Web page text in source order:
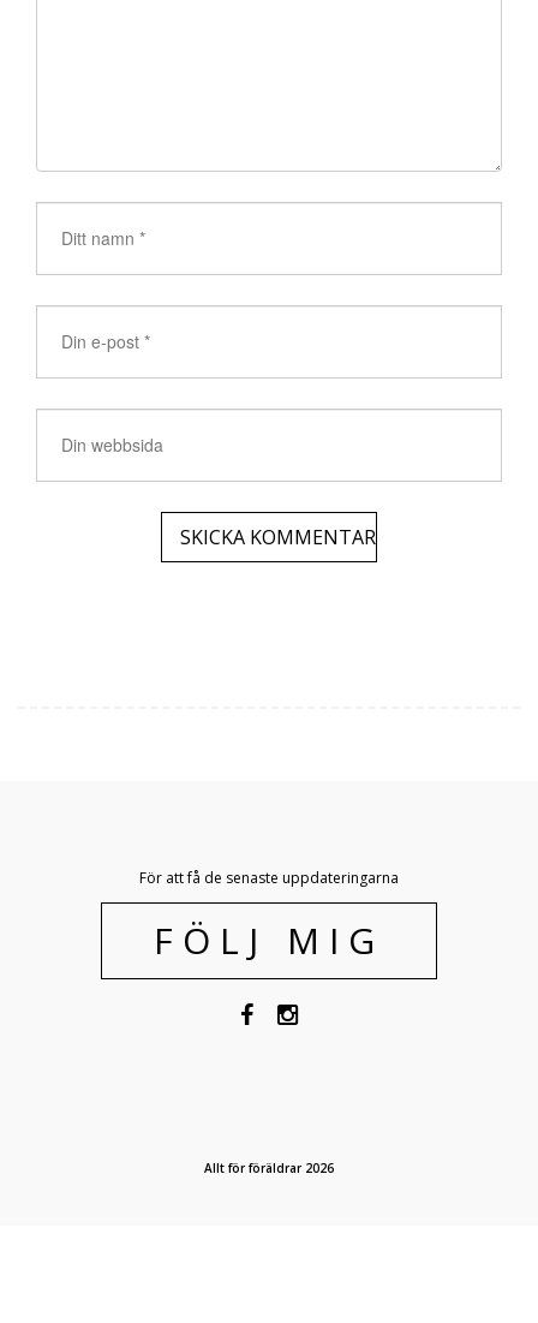
För att få de senaste uppdateringarna
FÖLJ MIG
Allt för föräldrar 2026